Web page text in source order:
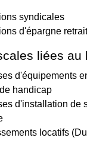
syndicales
d'épargne
liées au
d'équipements
handicap
d'installation de
locatifs